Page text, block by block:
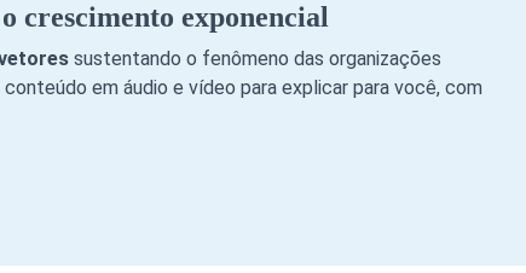
crescimento exponencial
sustentando o fenômeno das organizações
em áudio e vídeo para explicar para você, com